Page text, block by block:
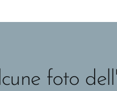
foto